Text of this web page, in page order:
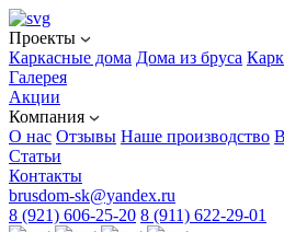
Проекты
Каркасные дома Дома из бруса
Галерея
Акции
Компания
О нас Отзывы Наше производство
Статьи
Контакты
brusdom-sk@yandex.ru
8 (921) 606-25-20 8 (911) 622-29-01